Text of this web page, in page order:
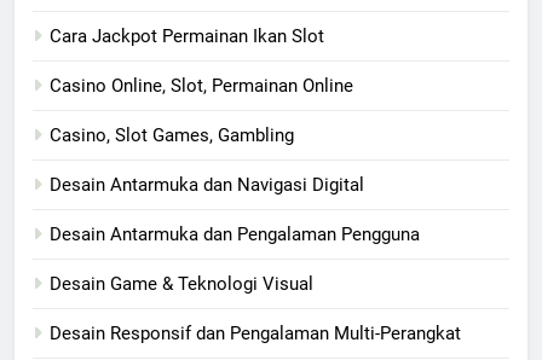
Cara Jackpot Permainan Ikan Slot
Casino Online, Slot, Permainan Online
Casino, Slot Games, Gambling
Desain Antarmuka dan Navigasi Digital
Desain Antarmuka dan Pengalaman Pengguna
Desain Game & Teknologi Visual
Desain Responsif dan Pengalaman Multi-Perangkat